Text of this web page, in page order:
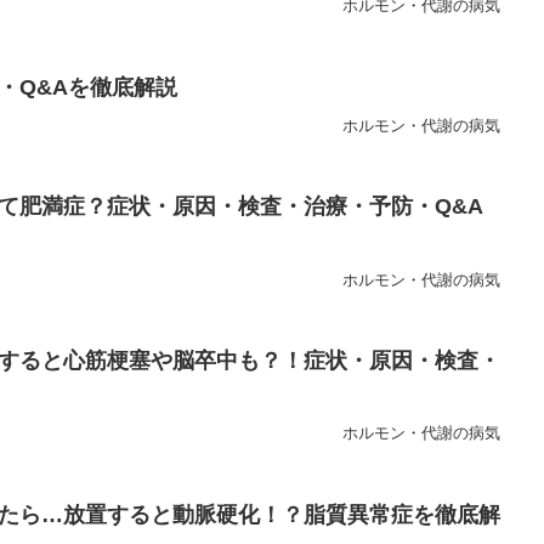
ホルモン・代謝の病気
Q&Aを徹底解説
ホルモン・代謝の病気
肥満症？症状・原因・検査・治療・予防・Q&A
ホルモン・代謝の病気
ると心筋梗塞や脳卒中も？！症状・原因・検査・
ホルモン・代謝の病気
ら…放置すると動脈硬化！？脂質異常症を徹底解